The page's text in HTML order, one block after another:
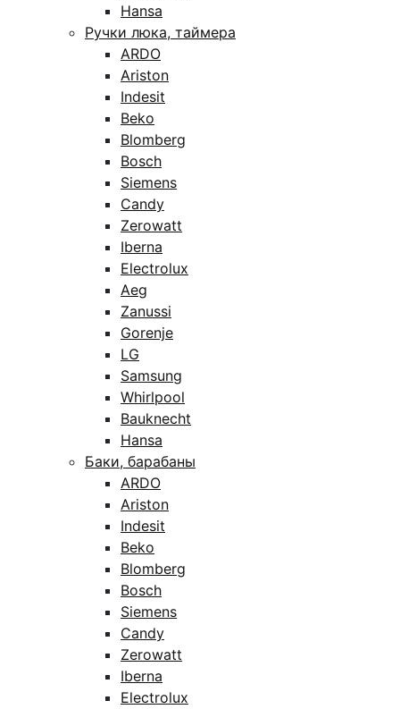
Hansa
Ручки люка, таймера
ARDO
Ariston
Indesit
Beko
Blomberg
Bosch
Siemens
Candy
Zerowatt
Iberna
Electrolux
Aeg
Zanussi
Gorenje
LG
Samsung
Whirlpool
Bauknecht
Hansa
Баки, барабаны
ARDO
Ariston
Indesit
Beko
Blomberg
Bosch
Siemens
Candy
Zerowatt
Iberna
Electrolux